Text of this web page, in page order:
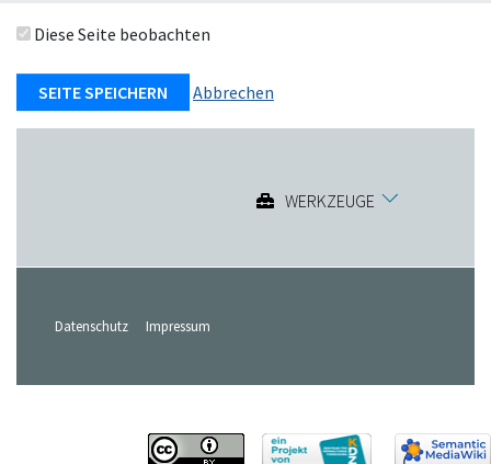
Diese Seite beobachten
Abbrechen
WERKZEUGE
Datenschutz Impressum